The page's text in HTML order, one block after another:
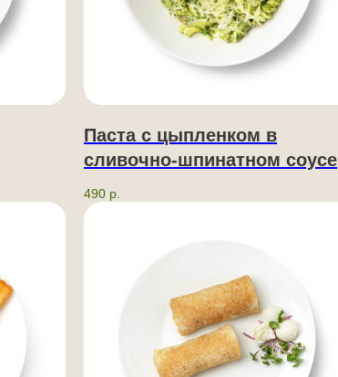
Паста с цыпленком в
сливочно-шпинатном соусе
490 р.